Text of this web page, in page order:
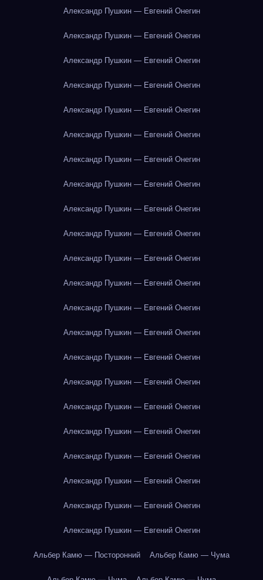
Александр Пушкин — Евгений Онегин
Александр Пушкин — Евгений Онегин
Александр Пушкин — Евгений Онегин
Александр Пушкин — Евгений Онегин
Александр Пушкин — Евгений Онегин
Александр Пушкин — Евгений Онегин
Александр Пушкин — Евгений Онегин
Александр Пушкин — Евгений Онегин
Александр Пушкин — Евгений Онегин
Александр Пушкин — Евгений Онегин
Александр Пушкин — Евгений Онегин
Александр Пушкин — Евгений Онегин
Александр Пушкин — Евгений Онегин
Александр Пушкин — Евгений Онегин
Александр Пушкин — Евгений Онегин
Александр Пушкин — Евгений Онегин
Александр Пушкин — Евгений Онегин
Александр Пушкин — Евгений Онегин
Александр Пушкин — Евгений Онегин
Александр Пушкин — Евгений Онегин
Александр Пушкин — Евгений Онегин
Александр Пушкин — Евгений Онегин
Альбер Камю — Посторонний Альбер Камю — Чума